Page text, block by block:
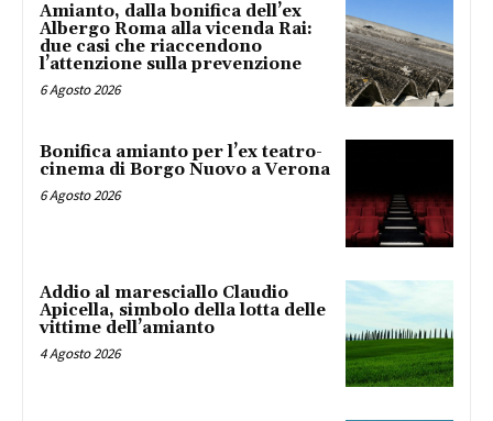
Amianto, dalla bonifica dell’ex
Albergo Roma alla vicenda Rai:
due casi che riaccendono
l’attenzione sulla prevenzione
6 Agosto 2026
Bonifica amianto per l’ex teatro-
cinema di Borgo Nuovo a Verona
6 Agosto 2026
Addio al maresciallo Claudio
Apicella, simbolo della lotta delle
vittime dell’amianto
4 Agosto 2026